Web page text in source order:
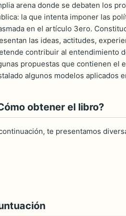
arena donde se debaten los
la que intenta imponer las
en el artículo 3ero.
las ideas, actitudes,
contribuir al entendimiento
propuestas que contienen el
algunos modelos aplicados
obtener el libro?
te presentamos